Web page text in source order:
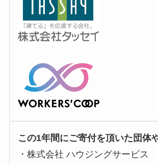
この1年間にご寄付を頂いた団体
・株式会社 ハウジングサービス